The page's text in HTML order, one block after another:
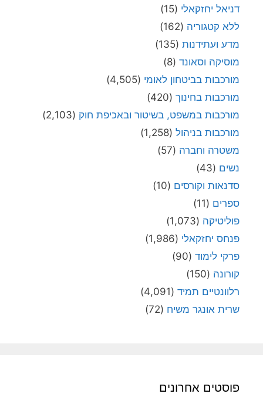
דניאל יחזקאלי (15)
ללא קטגוריה (162)
מדע ועתידנות (135)
מוסיקה וסאונד (8)
מורכבות בביטחון לאומי (4,505)
מורכבות בחינוך (420)
מורכבות במשפט, בשיטור ובאכיפת חוק (2,103)
מורכבות בניהול (1,258)
משטרה וחברה (57)
נשים (43)
סדנאות וקורסים (10)
ספרים (11)
פוליטיקה (1,073)
פנחס יחזקאלי (1,986)
פרקי לימוד (90)
קורונה (150)
רלוונטיים תמיד (4,091)
שרית אונגר משיח (72)
פוסטים אחרונים